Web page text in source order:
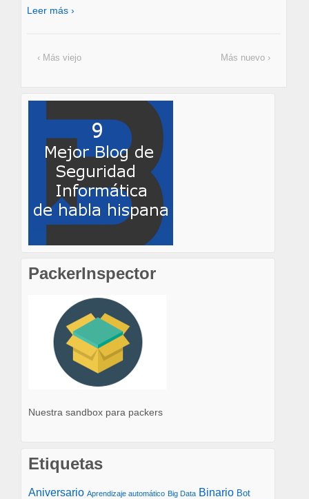
Leer más ›
‹ Más viejo Más nuevo ›
PackerInspector
Nuestra sandbox para packers
Etiquetas
Aniversario Aprendizaje automático Big Data Binario Bot